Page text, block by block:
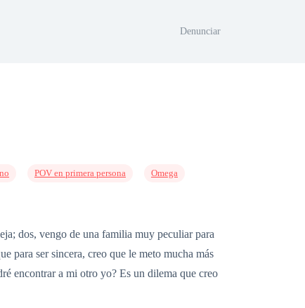
Denunciar
POV en primera persona Omega
dos, vengo de una familia muy peculiar para
para ser sincera, creo que le meto mucha más
encontrar a mi otro yo? Es un dilema que creo